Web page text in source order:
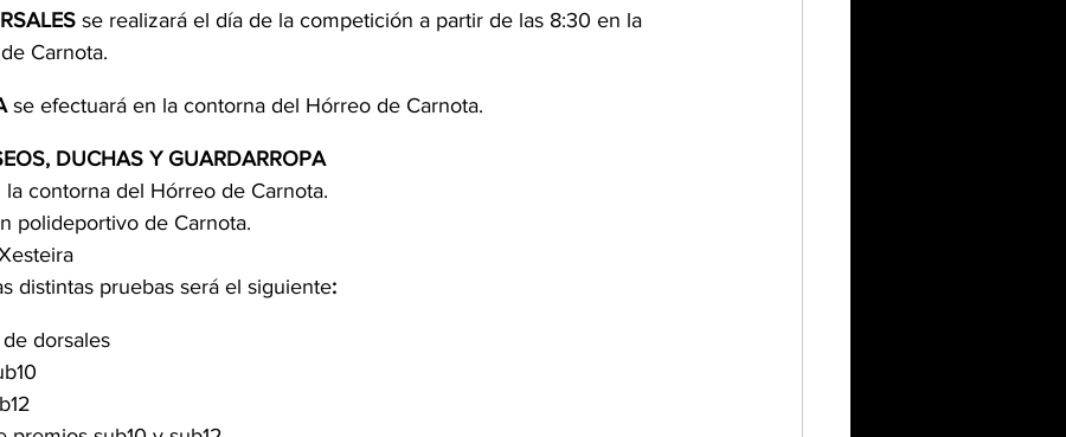
se realizará el día de la competición a partir de las 8:30 en la
Carnota.
se efectuará en la contorna del Hórreo de Carnota.
DUCHAS Y GUARDARROPA
la contorna del Hórreo de Carnota.
polideportivo de Carnota.
distintas pruebas será el siguiente:
dorsales